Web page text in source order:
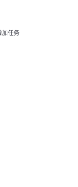
加任务